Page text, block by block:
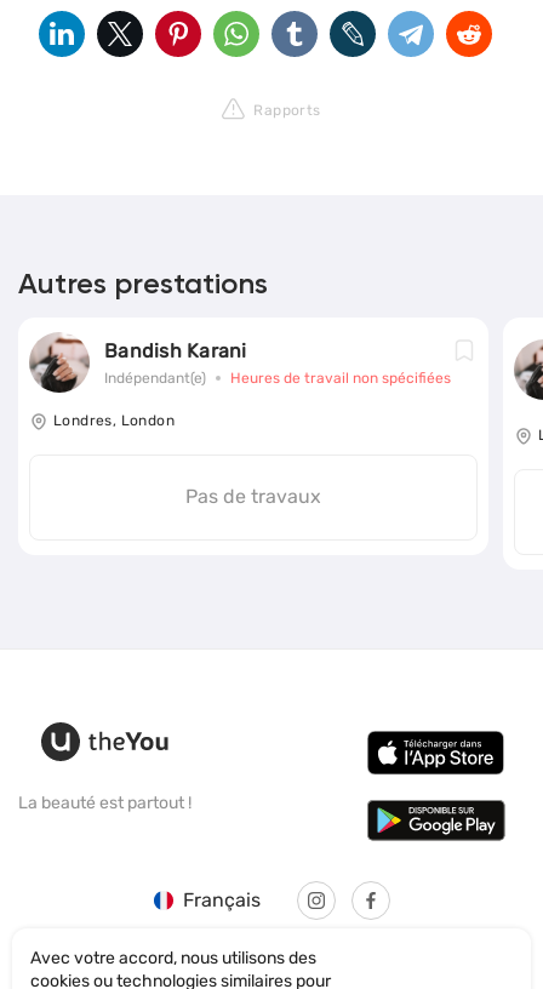
Rapports
Autres prestations
Bandish Karani
Indépendant(e) Heures de travail non spécifiées
Londres, London
Pas de travaux
La beauté est partout !
Français
Avec votre accord, nous utilisons des
cookies ou technologies similaires pour